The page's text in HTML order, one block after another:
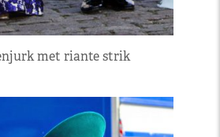
met riante strik